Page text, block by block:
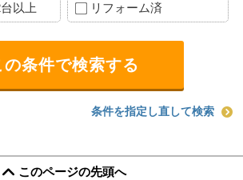
以上 リフォーム済
条件を指定し直して検索
このページの先頭へ